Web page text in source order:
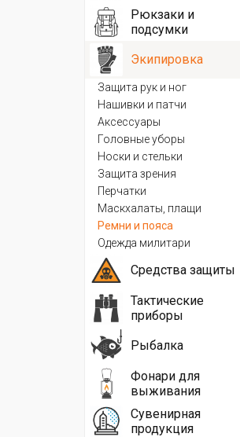
Рюкзаки и
подсумки
Экипировка
Защита рук и ног
Нашивки и патчи
Аксессуары
Головные уборы
Носки и стельки
Защита зрения
Перчатки
Маскхалаты, плащи
Ремни и пояса
Одежда милитари
Средства защиты
Тактические
приборы
Рыбалка
Фонари для
выживания
Сувенирная
продукция